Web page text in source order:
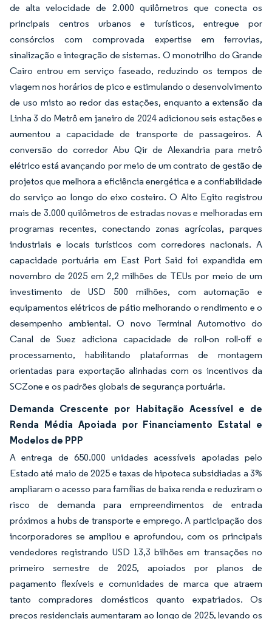
de alta velocidade de 2.000 quilômetros que conecta os
principais centros urbanos e turísticos, entregue por
consórcios com comprovada expertise em ferrovias,
sinalização e integração de sistemas. O monotrilho do Grande
Cairo entrou em serviço faseado, reduzindo os tempos de
viagem nos horários de pico e estimulando o desenvolvimento
de uso misto ao redor das estações, enquanto a extensão da
Linha 3 do Metrô em janeiro de 2024 adicionou seis estações e
aumentou a capacidade de transporte de passageiros. A
conversão do corredor Abu Qir de Alexandria para metrô
elétrico está avançando por meio de um contrato de gestão de
projetos que melhora a eficiência energética e a confiabilidade
do serviço ao longo do eixo costeiro. O Alto Egito registrou
mais de 3.000 quilômetros de estradas novas e melhoradas em
programas recentes, conectando zonas agrícolas, parques
industriais e locais turísticos com corredores nacionais. A
capacidade portuária em East Port Said foi expandida em
novembro de 2025 em 2,2 milhões de TEUs por meio de um
investimento de USD 500 milhões, com automação e
equipamentos elétricos de pátio melhorando o rendimento e o
desempenho ambiental. O novo Terminal Automotivo do
Canal de Suez adiciona capacidade de roll-on roll-off e
processamento, habilitando plataformas de montagem
orientadas para exportação alinhadas com os incentivos da
SCZone e os padrões globais de segurança portuária.
Demanda Crescente por Habitação Acessível e de
Renda Média Apoiada por Financiamento Estatal e
Modelos de PPP
A entrega de 650.000 unidades acessíveis apoiadas pelo
Estado até maio de 2025 e taxas de hipoteca subsidiadas a 3%
ampliaram o acesso para famílias de baixa renda e reduziram o
risco de demanda para empreendimentos de entrada
próximos a hubs de transporte e emprego. A participação dos
incorporadores se ampliou e aprofundou, com os principais
vendedores registrando USD 13,3 bilhões em transações no
primeiro semestre de 2025, apoiados por planos de
pagamento flexíveis e comunidades de marca que atraem
tanto compradores domésticos quanto expatriados. Os
preços residenciais aumentaram ao longo de 2025, levando os